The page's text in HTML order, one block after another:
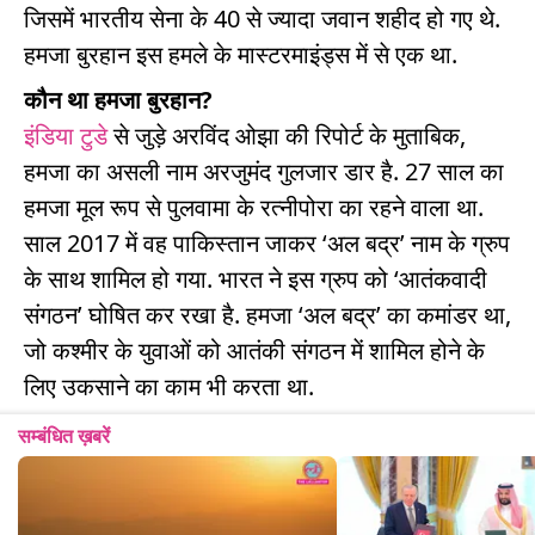
जिसमें भारतीय सेना के 40 से ज्यादा जवान शहीद हो गए थे.
हमजा बुरहान इस हमले के मास्टरमाइंड्स में से एक था.
कौन था हमजा बुरहान?
इंडिया टुडेसे जुड़े अरविंद ओझा की रिपोर्ट के मुताबिक,
हमजा का असली नाम अरजुमंद गुलजार डार है. 27 साल का
हमजा मूल रूप से पुलवामा के रत्नीपोरा का रहने वाला था.
साल 2017 में वह पाकिस्तान जाकर ‘अल बद्र’ नाम के ग्रुप
के साथ शामिल हो गया. भारत ने इस ग्रुप को ‘आतंकवादी
संगठन’ घोषित कर रखा है. हमजा ‘अल बद्र’ का कमांडर था,
जो कश्मीर के युवाओं को आतंकी संगठन में शामिल होने के
लिए उकसाने का काम भी करता था.
सम्बंधित ख़बरें